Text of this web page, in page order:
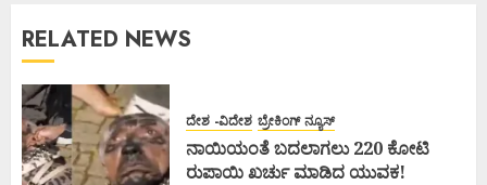
RELATED NEWS
ದೇಶ -ವಿದೇಶ ಬ್ರೇಕಿಂಗ್ ನ್ಯೂಸ್
ನಾಯಿಯಂತೆ ಬದಲಾಗಲು 220 ಕೋಟಿ
ರುಪಾಯಿ ಖರ್ಚು ಮಾಡಿದ ಯುವಕ!